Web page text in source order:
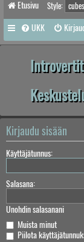
Etusivu Style:
UKK
Kirjaudu sisään
Käyttäjätunnus:
Salasana:
Unohdin salasanani
Muista minut
Piilota